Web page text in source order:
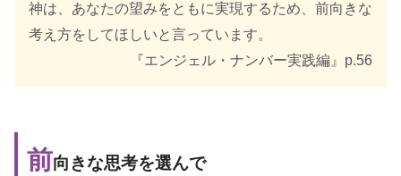
神は、あなたの望みをともに実現するため、前向きな
考え方をしてほしいと言っています。
『エンジェル・ナンバー実践編』p.56
前向きな思考を選んで